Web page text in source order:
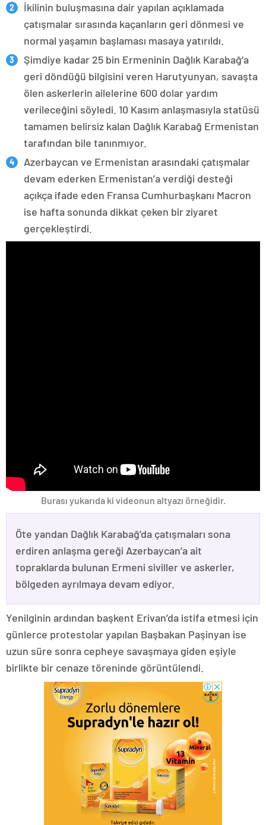
İkilinin buluşmasına dair yapılan açıklamada
çatışmalar sırasında kaçanların geri dönmesi ve
normal yaşamın başlaması masaya yatırıldı.
Şimdiye kadar 25 bin Ermeninin Dağlık Karabağ’a
geri döndüğü bilgisini veren Harutyunyan, savaşta
ölen askerlerin ailelerine 600 dolar yardım
verileceğini söyledi. 10 Kasım anlaşmasıyla statüsü
tamamen belirsiz kalan Dağlık Karabağ Ermenistan
tarafından bile tanınmıyor.
Azerbaycan ve Ermenistan arasındaki çatışmalar
devam ederken Ermenistan’a verdiği desteği
açıkça ifade eden Fransa Cumhurbaşkanı Macron
ise hafta sonunda dikkat çeken bir ziyaret
gerçekleştirdi.
Burası yukarıda ki videonun altyazı örneğidir.
Öte yandan Dağlık Karabağ’da çatışmaları sona
erdiren anlaşma gereği Azerbaycan’a ait
topraklarda bulunan Ermeni siviller ve askerler,
bölgeden ayrılmaya devam ediyor.
Yenilginin ardından başkent Erivan’da istifa etmesi için
günlerce protestolar yapılan Başbakan Paşinyan ise
uzun süre sonra cepheye savaşmaya giden eşiyle
birlikte bir cenaze töreninde görüntülendi.